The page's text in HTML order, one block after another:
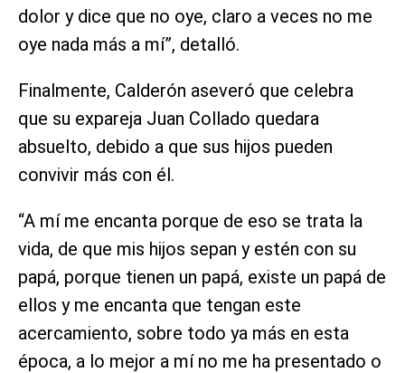
dolor y dice que no oye, claro a veces no me
oye nada más a mí”, detalló.
Finalmente, Calderón aseveró que celebra
que su expareja Juan Collado quedara
absuelto, debido a que sus hijos pueden
convivir más con él.
“A mí me encanta porque de eso se trata la
vida, de que mis hijos sepan y estén con su
papá, porque tienen un papá, existe un papá de
ellos y me encanta que tengan este
acercamiento, sobre todo ya más en esta
época, a lo mejor a mí no me ha presentado o